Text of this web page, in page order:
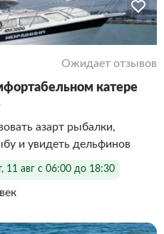
Ожидает отзывов
катере
азарт рыбалки,
и увидеть дельфинов
11 авг с 06:00 до 18:30